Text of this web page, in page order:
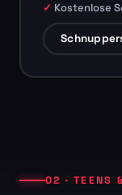
Kostenlose
02 · TEENS